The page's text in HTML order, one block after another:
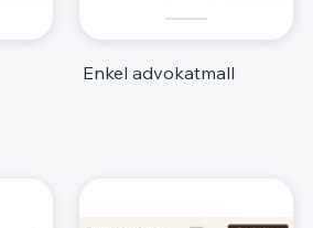
Enkel advokatmall